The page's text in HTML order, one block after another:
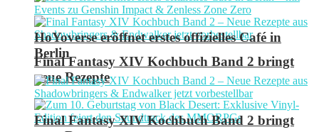
Final Fantasy XIV Kochbuch Band 2 bringt
neue Rezepte
HoYoverse eröffnet erstes offizielles Café in
Berlin
Final Fantasy XIV Kochbuch Band 2 bringt